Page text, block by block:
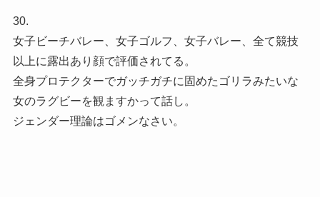
30.
女子ビーチバレー、女子ゴルフ、女子バレー、全て競技
以上に露出あり顔で評価されてる。
全身プロテクターでガッチガチに固めたゴリラみたいな
女のラグビーを観ますかって話し。
ジェンダー理論はゴメンなさい。